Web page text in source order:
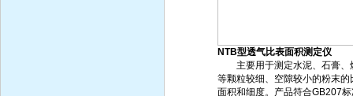
NTB型透气比表面积测定仪
主要用于测定水泥、石膏、
等颗粒较细、空隙较小的粉末的
面积和细度。产品符合GB207